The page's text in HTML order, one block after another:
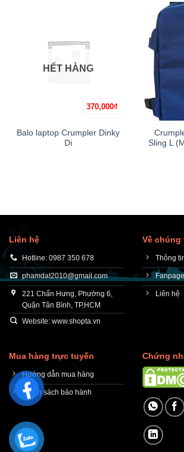
370,000₫
HẾT HÀNG
Balo laptop Crumpler Dinky
Di
Sling L
Liên hệ
Hotline: 0987 350 678
phamdat2010@gmail.com
221 Chấn Hưng, Phường 6,
Quận Tân Bình, TP.HCM
Website: www.shopta.vn
Về chúng
Thông
Fanpage
Liên hệ
Mua hàng trực tuyến
Hướng dẫn mua hàng
Chính sách bảo hành
Chứng